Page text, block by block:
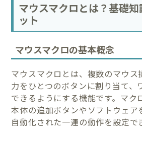
マウスマクロとは？基礎知
ット
マウスマクロの基本概念
マウスマクロとは、複数のマウス
力をひとつのボタンに割り当て、
できるようにする機能です。マク
本体の追加ボタンやソフトウェア
自動化された一連の動作を設定で